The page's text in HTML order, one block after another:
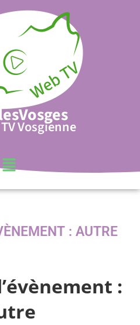
Vosgienne
: AUTRE
: